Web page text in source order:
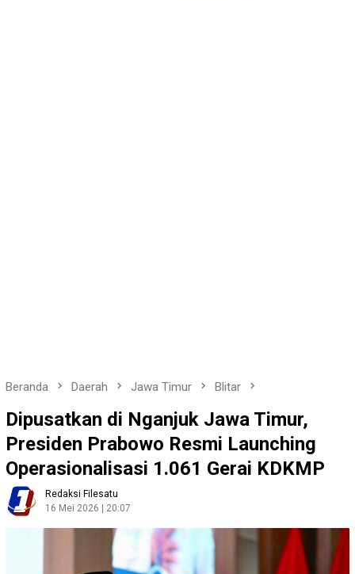
Beranda Daerah Jawa Timur Blitar
Dipusatkan di Nganjuk Jawa Timur,
Presiden Prabowo Resmi Launching
Operasionalisasi 1.061 Gerai KDKMP
Redaksi Filesatu
16 Mei 2026 | 20:07